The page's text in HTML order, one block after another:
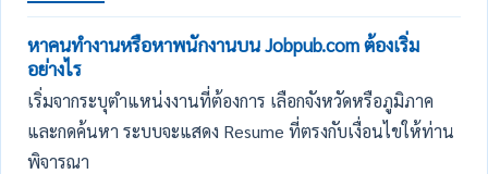
หาคนทำงานหรือหาพนักงานบน Jobpub.com ต้องเริ่ม
อย่างไร
เริ่มจากระบุตำแหน่งงานที่ต้องการ เลือกจังหวัดหรือภูมิภาค
และกดค้นหา ระบบจะแสดง Resume ที่ตรงกับเงื่อนไขให้ท่าน
พิจารณา